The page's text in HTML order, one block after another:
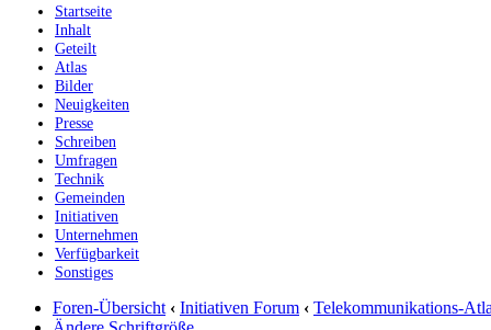
Startseite
Inhalt
Geteilt
Atlas
Bilder
Neuigkeiten
Presse
Schreiben
Umfragen
Technik
Gemeinden
Initiativen
Unternehmen
Verfügbarkeit
Sonstiges
Foren-Übersicht ‹ Initiativen Forum ‹ Telekommunikations-